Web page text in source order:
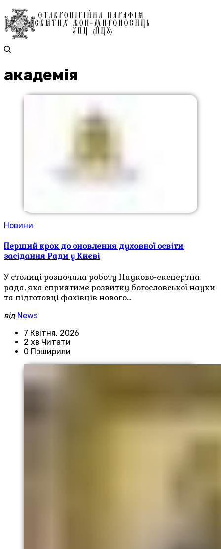
академія
Новини
Перший крок до оновлення духовної освіти:
засідання Ради у Києві
У столиці розпочала роботу Науково-експертна
рада, яка сприятиме розвитку богословської науки
та підготовці фахівців нового…
від News
7 Квітня, 2026
2 хв Читати
0 Поширили